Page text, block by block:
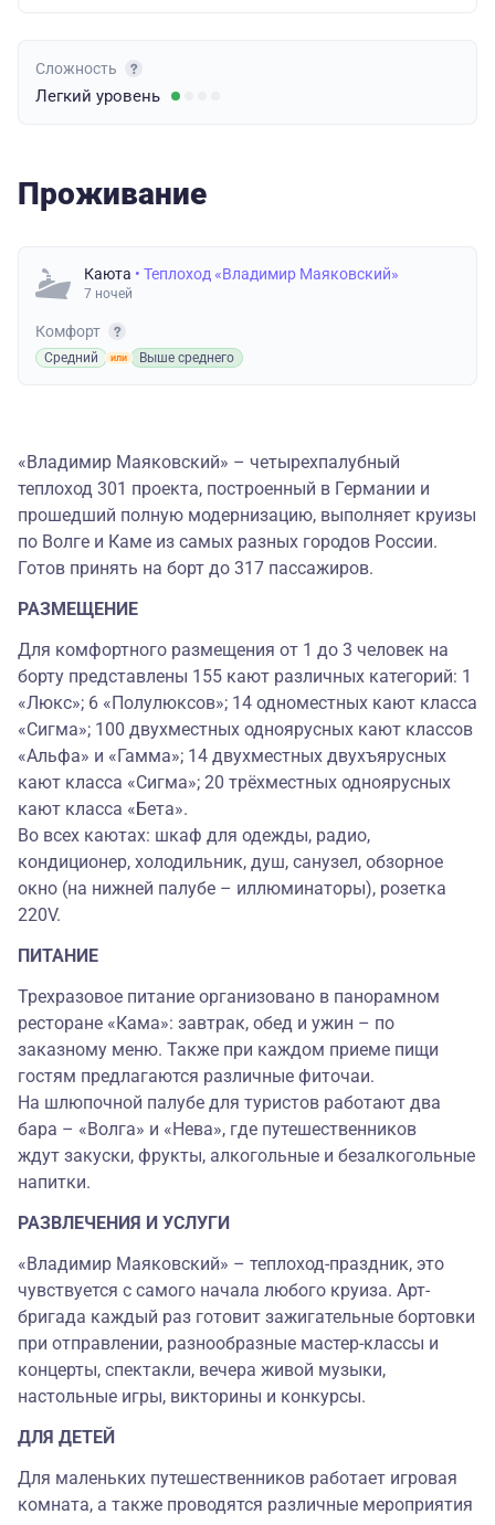
Сложность
Легкий уровень
Проживание
Каюта • Теплоход «Владимир Маяковский»
7 ночей
Комфорт
Средний Выше среднего
«Владимир Маяковский» – четырехпалубный
теплоход 301 проекта, построенный в Германии и
прошедший полную модернизацию, выполняет круизы
по Волге и Каме из самых разных городов России.
Готов принять на борт до 317 пассажиров.
РАЗМЕЩЕНИЕ
Для комфортного размещения от 1 до 3 человек на
борту представлены 155 кают различных категорий: 1
«Люкс»; 6 «Полулюксов»; 14 одноместных кают класса
«Сигма»; 100 двухместных одноярусных кают классов
«Альфа» и «Гамма»; 14 двухместных двухъярусных
кают класса «Сигма»; 20 трёхместных одноярусных
кают класса «Бета».
Во всех каютах: шкаф для одежды, радио,
кондиционер, холодильник, душ, санузел, обзорное
окно (на нижней палубе – иллюминаторы), розетка
220V.
ПИТАНИЕ
Трехразовое питание организовано в панорамном
ресторане «Кама»: завтрак, обед и ужин – по
заказному меню. Также при каждом приеме пищи
гостям предлагаются различные фиточаи.
На шлюпочной палубе для туристов работают два
бара – «Волга» и «Нева», где путешественников
ждут закуски, фрукты, алкогольные и безалкогольные
напитки.
РАЗВЛЕЧЕНИЯ И УСЛУГИ
«Владимир Маяковский» – теплоход-праздник, это
чувствуется с самого начала любого круиза. Арт-
бригада каждый раз готовит зажигательные бортовки
при отправлении, разнообразные мастер-классы и
концерты, спектакли, вечера живой музыки,
настольные игры, викторины и конкурсы.
ДЛЯ ДЕТЕЙ
Для маленьких путешественников работает игровая
комната, а также проводятся различные мероприятия